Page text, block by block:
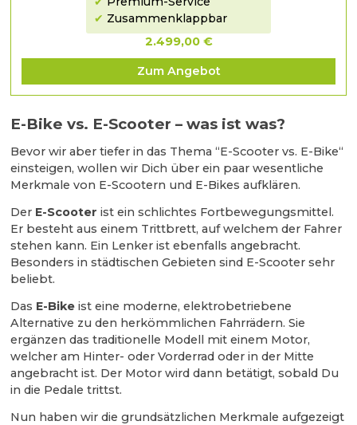
✔ Zusammenklappbar
2.499,00 €
Zum Angebot
E-Bike vs. E-Scooter – was ist was?
Bevor wir aber tiefer in das Thema “E-Scooter vs. E-Bike“
einsteigen, wollen wir Dich über ein paar wesentliche
Merkmale von E-Scootern und E-Bikes aufklären.
Der E-Scooter ist ein schlichtes Fortbewegungsmittel.
Er besteht aus einem Trittbrett, auf welchem der Fahrer
stehen kann. Ein Lenker ist ebenfalls angebracht.
Besonders in städtischen Gebieten sind E-Scooter sehr
beliebt.
Das E-Bikeist eine moderne, elektrobetriebene
Alternative zu den herkömmlichen Fahrrädern. Sie
ergänzen das traditionelle Modell mit einem Motor,
welcher am Hinter- oder Vorderrad oder in der Mitte
angebracht ist. Der Motor wird dann betätigt, sobald Du
in die Pedale trittst.
Nun haben wir die grundsätzlichen Merkmale aufgezeigt